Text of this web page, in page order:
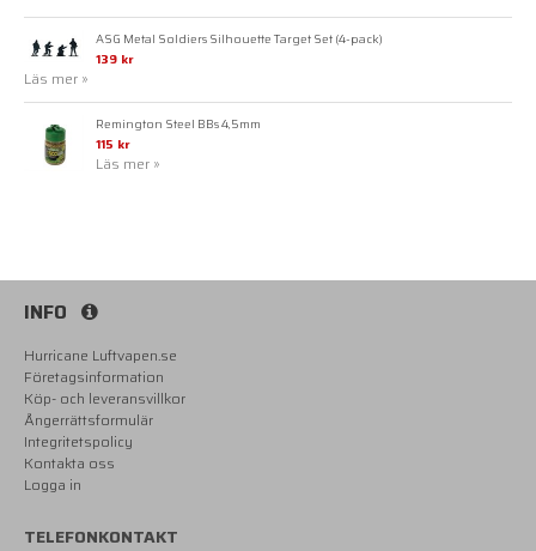
ASG Metal Soldiers Silhouette Target Set (4-pack)
139 kr
Läs mer »
Remington Steel BBs 4,5mm
115 kr
Läs mer »
INFO
Hurricane Luftvapen.se
Företagsinformation
Köp- och leveransvillkor
Ångerrättsformulär
Integritetspolicy
Kontakta oss
Logga in
TELEFONKONTAKT